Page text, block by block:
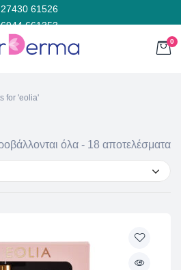
61526
661353
0
for 'eolia'
όλα - 18 αποτελέσματα